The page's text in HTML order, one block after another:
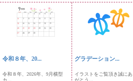
令和８年、20...
令和８年、2026年、9月横型
カ...
グラデーション...
イラストをご覧頂き誠にあ
がとう...